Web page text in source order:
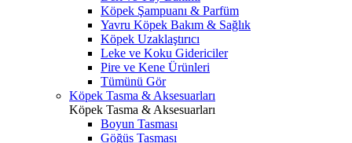
Köpek Şampuanı & Parfüm
Yavru Köpek Bakım & Sağlık
Köpek Uzaklaştırıcı
Leke ve Koku Gidericiler
Pire ve Kene Ürünleri
Tümünü Gör
Köpek Tasma & Aksesuarları
Köpek Tasma & Aksesuarları
Boyun Tasması
Göğüs Tasması